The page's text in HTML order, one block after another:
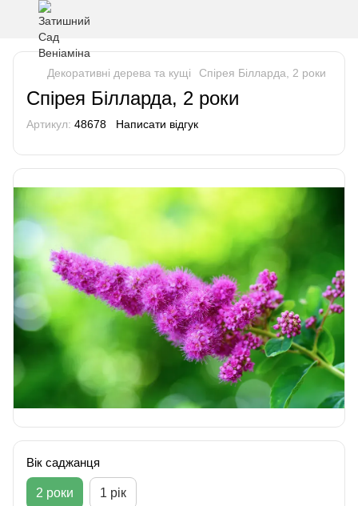
Декоративні дерева та кущі Спірея Білларда, 2 роки
Спірея Білларда, 2 роки
Артикул: 48678 Написати відгук
Вік саджанця
2 роки 1 рік